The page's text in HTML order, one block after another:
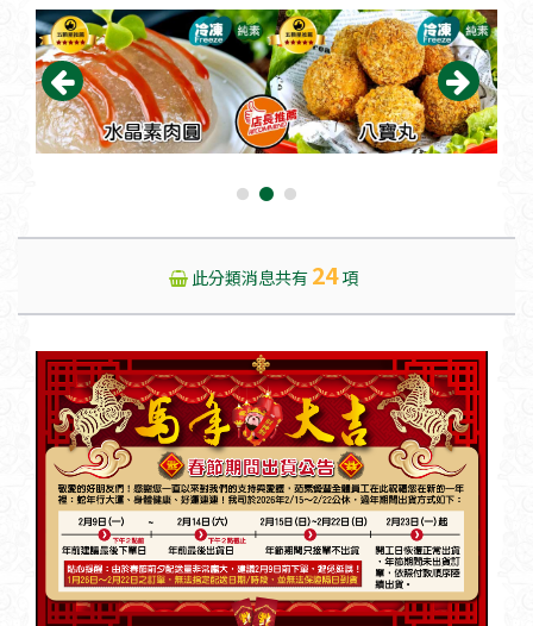
此分類消息共有 24 項